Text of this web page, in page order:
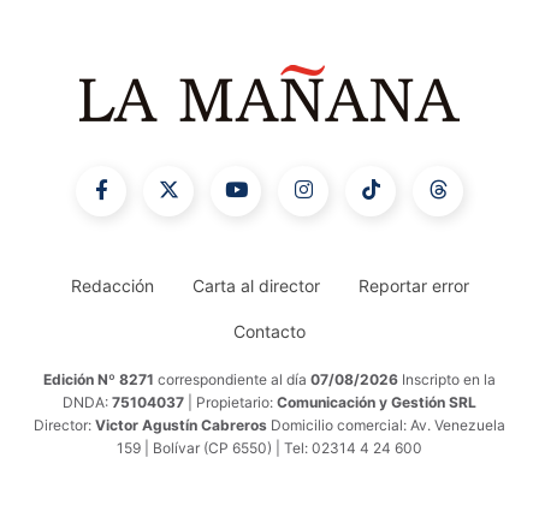
Redacción Carta al director Reportar error
Contacto
Edición Nº 8271 correspondiente al día 07/08/2026 Inscripto en la
DNDA: 75104037 | Propietario: Comunicación y Gestión SRL
Director: Victor Agustín Cabreros Domicilio comercial: Av. Venezuela
159 | Bolívar (CP 6550) | Tel: 02314 4 24 600